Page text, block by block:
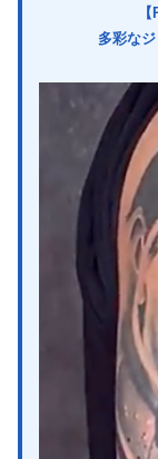
多彩な